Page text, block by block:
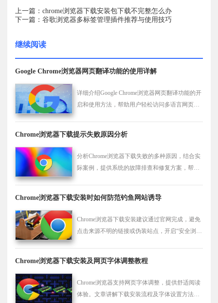
上一篇：chrome浏览器下载安装包下载不完整怎么办
下一篇：谷歌浏览器多标签管理插件推荐与使用技巧
继续阅读
Google Chrome浏览器网页翻译功能的使用详解
详细介绍Google Chrome浏览器网页翻译功能的开
启和使用方法，帮助用户轻松访问多语言网页内
Chrome浏览器下载提示失败原因分析
分析Chrome浏览器下载失败的多种原因，结合实
际案例，提供系统的故障排查和修复方案，帮助
Chrome浏览器下载安装时如何防范钓鱼网站诱导
Chrome浏览器下载安装建议通过官网完成，避免
点击来源不明的链接或伪装站点，开启“安全浏
Chrome浏览器下载安装及网页字体调整教程
Chrome浏览器支持网页字体调整，提供舒适阅读
体验。文章讲解下载安装流程及字体设置方法，